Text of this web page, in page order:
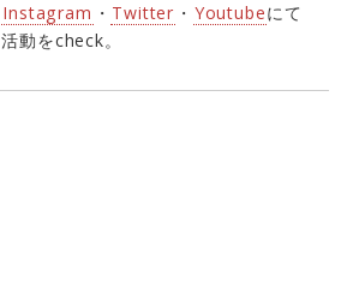
Instagram ・ Twitter ・ Youtubeにて
活動をcheck。